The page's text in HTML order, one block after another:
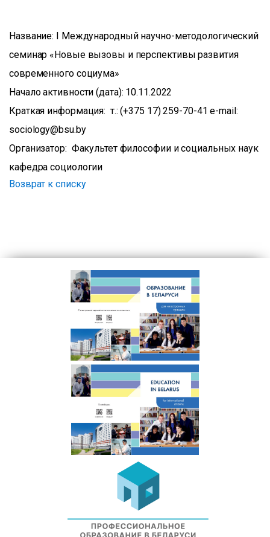
Название: I Международный научно-методологический
семинар «Новые вызовы и перспективы развития
современного социума»
Начало активности (дата): 10.11.2022
Краткая информация: т.: (+375 17) 259-70-41 e-mail:
sociology@bsu.by
Организатор: Факультет философии и социальных наук
кафедра социологии
Возврат к списку